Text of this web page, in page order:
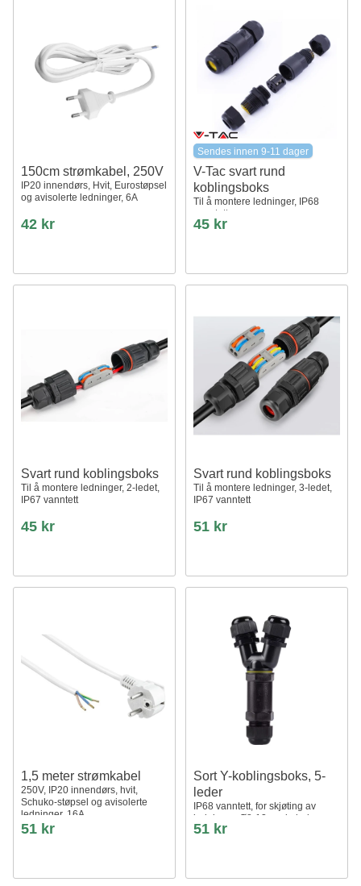
150cm strømkabel, 250V
IP20 innendørs, Hvit, Eurostøpsel
og avisolerte ledninger, 6A
42 kr
Sendes innen 9-11 dager
V-Tac svart rund
koblingsboks
Til å montere ledninger, IP68
vanntett
45 kr
Svart rund koblingsboks
Til å montere ledninger, 2-ledet,
IP67 vanntett
45 kr
Svart rund koblingsboks
Til å montere ledninger, 3-ledet,
IP67 vanntett
51 kr
1,5 meter strømkabel
250V, IP20 innendørs, hvit,
Schuko-støpsel og avisolerte
ledninger, 16A
51 kr
Sort Y-koblingsboks, 5-
leder
IP68 vanntett, for skjøting av
ledninger, Ø8-12mm kabel
51 kr